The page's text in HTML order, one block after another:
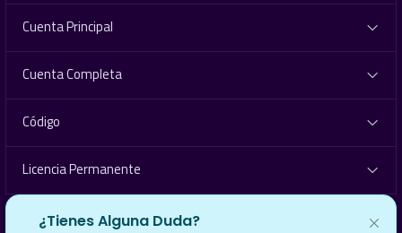
Cuenta Principal
Cuenta Completa
Código
Licencia Permanente
¿Tienes Alguna Duda?